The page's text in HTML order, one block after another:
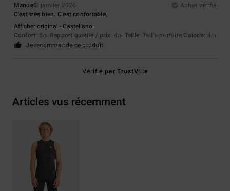
Manuel3 janvier 2026
Achat vérifié
C'est très bien. C'est confortable.
Afficher original - Castellano
Confort: 5/5 Rapport qualité / prix: 4/5 Taille: Taille parfaite Coloris: 4/5
Je recommande ce produit
Vérifié parTrustVille
Articles vus récemment